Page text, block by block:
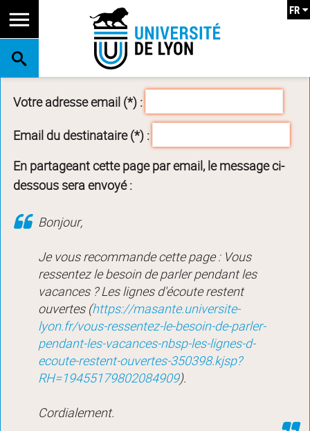
RECHERCHE
FR
Votre adresse email (*) :
Email du destinataire (*) :
En partageant cette page par email, le message ci-
dessous sera envoyé :
Bonjour,
Je vous recommande cette page : Vous
ressentez le besoin de parler pendant les
vacances ? Les lignes d'écoute restent
ouvertes (https://masante.universite-
lyon.fr/vous-ressentez-le-besoin-de-parler-
pendant-les-vacances-nbsp-les-lignes-d-
ecoute-restent-ouvertes-350398.kjsp?
RH=19455179802084909).
Cordialement.